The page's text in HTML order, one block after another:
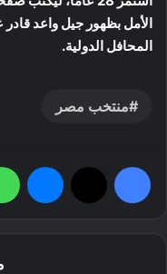
الأمل بظهور جيل واعد قادر
المحافل الدولية.
منتخب مصر